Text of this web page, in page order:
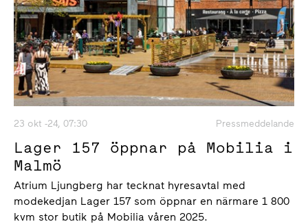
23 okt -24, 07:30 Pressmeddelande
Lager 157 öppnar på Mobilia i
Malmö
Atrium Ljungberg har tecknat hyresavtal med
modekedjan Lager 157 som öppnar en närmare 1 800
kvm stor butik på Mobilia våren 2025.